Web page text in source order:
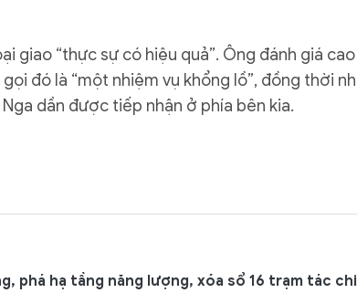
giao “thực sự có hiệu quả”. Ông đánh giá
đó là “một nhiệm vụ khổng lồ”, đồng thời
dần được tiếp nhận ở phía bên kia.
phá hạ tầng năng lượng, xóa sổ 16 trạm tác